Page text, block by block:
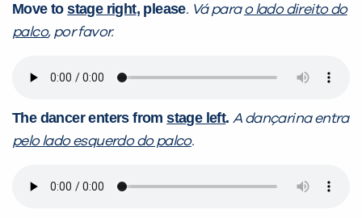
Move tostage right, please. Vá parao lado direito do
palco, por favor.
The dancer enters fromstage left.A dançarina entra
pelo lado esquerdo do palco.